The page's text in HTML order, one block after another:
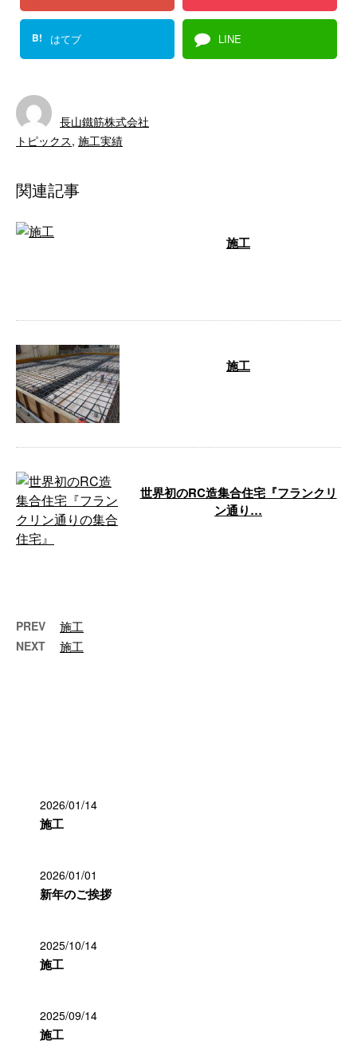
B! はてブ LINE
長山鐵筋株式会社
トピックス, 施工実績
関連記事
施工
施工
世界初のRC造集合住宅『フランクリ
ン通り…
PREV 施工
NEXT 施工
2026/01/14
施工
2026/01/01
新年のご挨拶
2025/10/14
施工
2025/09/14
施工